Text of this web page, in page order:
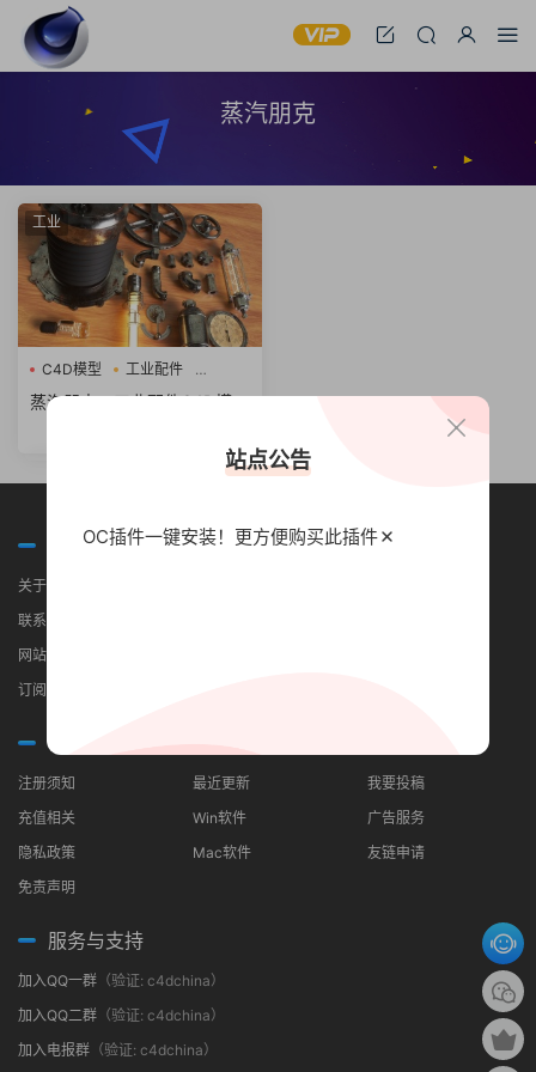
蒸汽朋克
工业
C4D模型
工业配件
蒸汽朋克
蒸汽朋克：工业配件C4D模型
关于我们
关于我们
联系我们
网站地图
订阅RSS
常见问题
注册须知
充值相关
隐私政策
免责声明
最近更新
Win软件
Mac软件
我要投稿
广告服务
友链申请
服务与支持
加入QQ一群 （验证: c4dchina）
加入QQ二群 （验证: c4dchina）
加入电报群 （验证: c4dchina）
站点公告
OC插件一键安装！更方便购买此插件